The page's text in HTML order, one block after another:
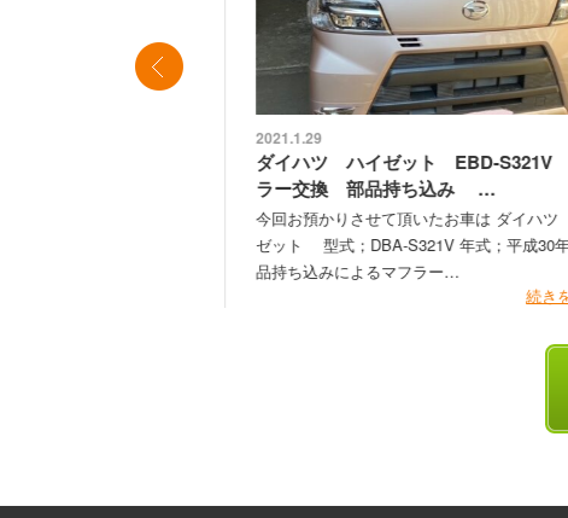
2021.1.29
ダイハツ ハイゼット EBD-S321V マフ
ラー交換 部品持ち込み …
今回お預かりさせて頂いたお車は ダイハツ ハイ
ゼット 型式；DBA-S321V 年式；平成30年2月 部
品持ち込みによるマフラー…
続きを見る